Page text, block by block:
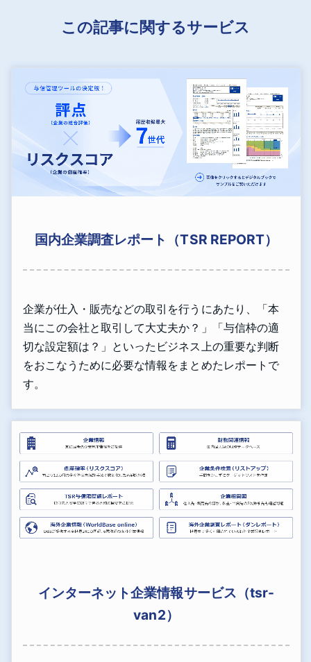
この記事に関するサービス
国内企業調査レポート（TSR REPORT）
企業が仕入・販売などの取引を行うにあたり、「本
当にこの会社と取引して大丈夫か？」「与信枠の適
切な設定額は？」といったビジネス上の重要な判断
をおこなうために必要な情報をまとめたレポートで
す。
インターネット企業情報サービス（tsr-
van2）